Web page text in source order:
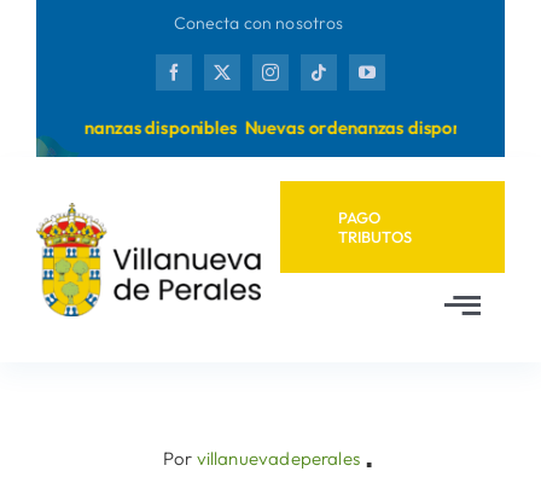
Conecta con nosotros
ordenanzas disponibles Nuevas ordenanzas disponibles
PAGO
TRIBUTOS
AyuntamientoPor villanuevadeperales ▪